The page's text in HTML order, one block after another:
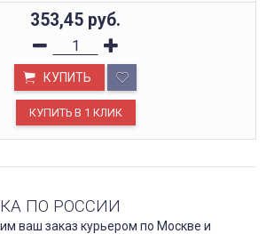
353,45 руб.
КУПИТЬ
ПО РОССИИ
ваш заказ курьером по Москве и